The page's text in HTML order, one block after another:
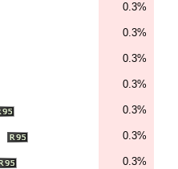
0.3%
0.3%
0.3%
0.3%
0.3%
0.3%
0.3%